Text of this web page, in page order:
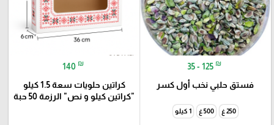
35 - 125 ₪
فستق حلبي نخب أول كسر
250 غ 500 غ 1 كيلو
140 ₪
كراتين حلويات سعة 1.5 كيلو
"كراتين كيلو و نص" الرزمة 50 حبة